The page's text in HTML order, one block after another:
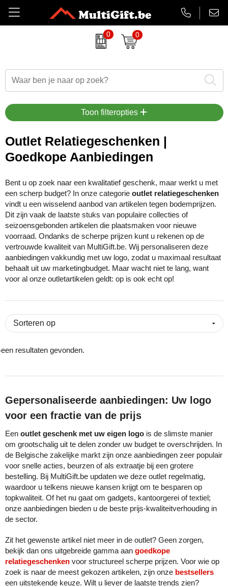
0 0
Antistress artikelen
Badtextiel & handdoeken
Bidons & drinkflessen
Horloges, klokken & weerstations
Huis, tuin & keuken
Kantoorartikelen
Lampen & gereedschap
Reisbenodigdheden
Snoepgoed
Sportkleding
Tassen
Veiligheid, auto & fiets
Werkkleding & bedrijfskleding
Barry Callebaut chocolade
CamelBak
Charles Dickens
Cricket
Eco Bottle
Elevate
Falcone
HARIBO
Herr Bert Antistress
Join the pipe
Kambukka
Lipton
Marksman
Marvin's
Drinkwaren
Tassen
Gadgets
Koptelefoons & speakers
Opladers
Powerbanks
Snoepjes
Sublimatie artikelen
USB Sticks bedrukken
Eindejaarsgeschenken
Halloween
Lente
Luxe relatiegeschenken
Pasen
Sinterklaas
Zomer
Toon filteropties
Outlet Relatiegeschenken |
Goedkope Aanbiedingen
Bent u op zoek naar een kwalitatief geschenk, maar werkt u met
een scherp budget? In onze categorie outlet relatiegeschenken
vindt u een wisselend aanbod van artikelen tegen bodemprijzen.
Dit zijn vaak de laatste stuks van populaire collecties of
seizoensgebonden artikelen die plaatsmaken voor nieuwe
voorraad. Ondanks de scherpe prijzen kunt u rekenen op de
vertrouwde kwaliteit van MultiGift.be. Wij personaliseren deze
aanbiedingen vakkundig met uw logo, zodat u maximaal resultaat
behaalt uit uw marketingbudget. Maar wacht niet te lang, want
voor al onze outletartikelen geldt: op is ook echt op!
resultaten gevonden.
Gepersonaliseerde aanbiedingen: Uw logo
voor een fractie van de prijs
Een outlet geschenk met uw eigen logois de slimste manier
om grootschalig uit te delen zonder uw budget te overschrijden. In
de Belgische zakelijke markt zijn onze aanbiedingen zeer populair
voor snelle acties, beurzen of als extraatje bij een grotere
bestelling. Bij MultiGift.be updaten we deze outlet regelmatig,
waardoor u telkens nieuwe kansen krijgt om te besparen op
topkwaliteit. Of het nu gaat om gadgets, kantoorgerei of textiel;
onze aanbiedingen bieden u de beste prijs-kwaliteitverhouding in
de sector.
Zit het gewenste artikel niet meer in de outlet? Geen zorgen,
bekijk dan ons uitgebreide gamma aan goedkope
relatiegeschenkenvoor structureel scherpe prijzen. Voor wie op
zoek is naar de meest gekozen artikelen, zijn onze bestsellers
een uitstekende keuze. Wilt u liever de laatste trends zien?